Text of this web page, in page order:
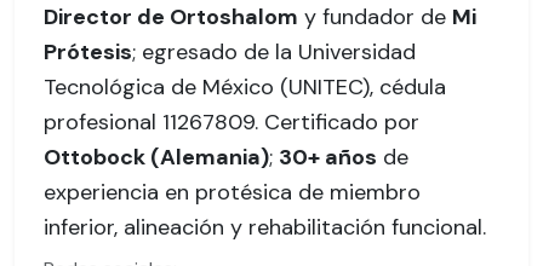
Director de Ortoshalom y fundador de Mi
Prótesis; egresado de la Universidad
Tecnológica de México (UNITEC), cédula
profesional 11267809. Certificado por
Ottobock (Alemania); 30+ años de
experiencia en protésica de miembro
inferior, alineación y rehabilitación funcional.